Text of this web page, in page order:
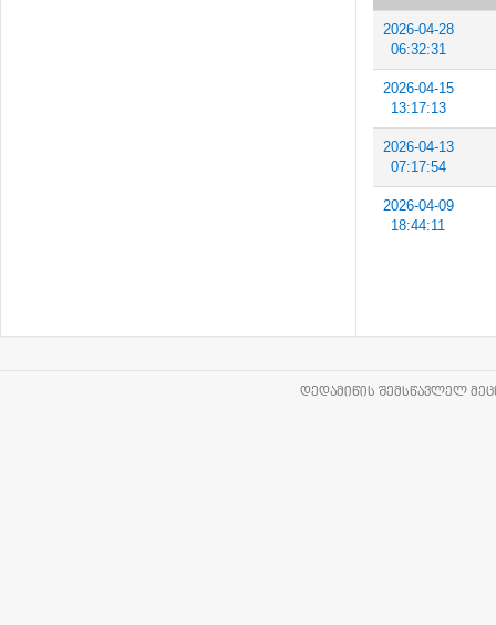
2026-04-28
06:32:31
2026-04-15
13:17:13
2026-04-13
07:17:54
2026-04-09
18:44:11
ᲓᲔᲓᲐᲛᲘᲬᲘᲡ ᲨᲔᲛᲡᲬᲐᲕᲚᲔᲚ